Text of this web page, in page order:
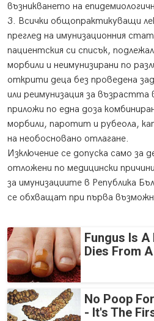
възникването на
3. Всички общопрактикуващи
преглед на имунизационния
пациентския си списък,
морбили и неимунизирани по
открити деца без проведена
или реимунизация за възрастта
приложи по една доза
морбили, паротит и рубеола,
на необосновано отлагане.
Изключение се допуска само за
отложени по медицински
за имунизациите в Република
се обхващат при първа
Fungus Is
Dies From
No Poop
- It's The